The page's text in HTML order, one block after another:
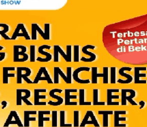
satu paket narkotika jenis